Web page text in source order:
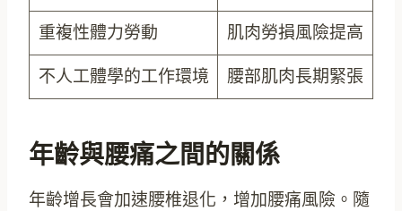
重複性體力勞動 肌肉勞損風險提高
不人工體學的工作環境 腰部肌肉長期緊張
年齡與腰痛之間的關係
年齡增長會加速腰椎退化，增加腰痛風險。隨